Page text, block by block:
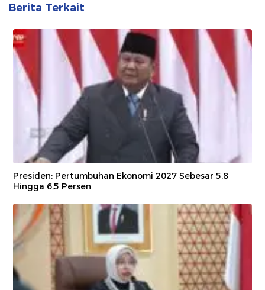
Berita Terkait
Presiden: Pertumbuhan Ekonomi 2027 Sebesar 5,8
Hingga 6,5 Persen